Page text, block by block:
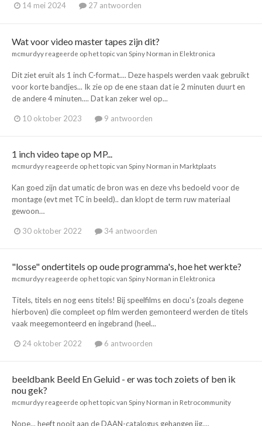
14 mei 2024 27 antwoorden
Wat voor video master tapes zijn dit?
mcmurdyy reageerde op het topic van Spiny Norman in Elektronica
Dit ziet eruit als 1 inch C-format.... Deze haspels werden vaak gebruikt
voor korte bandjes... Ik zie op de ene staan dat ie 2 minuten duurt en
de andere 4 minuten.... Dat kan zeker wel op...
10 oktober 2023 9 antwoorden
1 inch video tape op MP...
mcmurdyy reageerde op het topic van Spiny Norman in Marktplaats
Kan goed zijn dat umatic de bron was en deze vhs bedoeld voor de
montage (evt met TC in beeld).. dan klopt de term ruw materiaal
gewoon…
30 oktober 2022 34 antwoorden
"losse" ondertitels op oude programma's, hoe het werkte?
mcmurdyy reageerde op het topic van Spiny Norman in Elektronica
Titels, titels en nog eens titels! Bij speelfilms en docu's (zoals degene
hierboven) die compleet op film werden gemonteerd werden de titels
vaak meegemonteerd en ingebrand (heel...
24 oktober 2022 6 antwoorden
beeldbank Beeld En Geluid - er was toch zoiets of ben ik
nou gek?
mcmurdyy reageerde op het topic van Spiny Norman in Retrocommunity
Nope... heeft nooit aan de DAAN-catalogus gehangen iig....